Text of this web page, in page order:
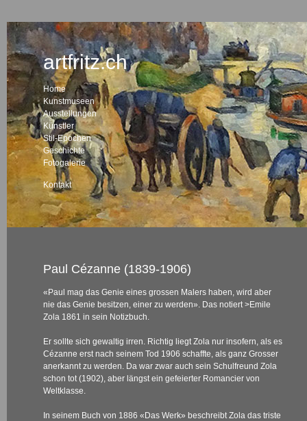
artfritz.ch
Home
Kunstmuseen
Ausstellungen
Künstler
Stil-Epochen
Geschichte
Fotogalerie
Kontakt
Paul Cézanne (1839-1906)
«Paul mag das Genie eines grossen Malers haben, wird aber
nie das Genie besitzen, einer zu werden». Das notiert>Emile
Zola 1861 in sein Notizbuch.
Er sollte sich gewaltig irren. Richtig liegt Zola nur insofern, als es
Cézanne erst nach seinem Tod 1906 schaffte, als ganz Grosser
anerkannt zu werden. Da war zwar auch sein Schulfreund Zola
schon tot (1902), aber längst ein gefeierter Romancier von
Weltklasse.
In seinem Buch von 1886 «Das Werk» beschreibt Zola das triste